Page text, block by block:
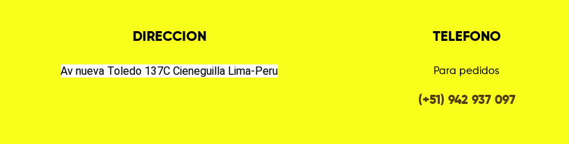
DIRECCION
Av nueva Toledo 137C Cieneguilla Lima-Peru
TELEFONO
Para pedidos
(+51) 942 937 097